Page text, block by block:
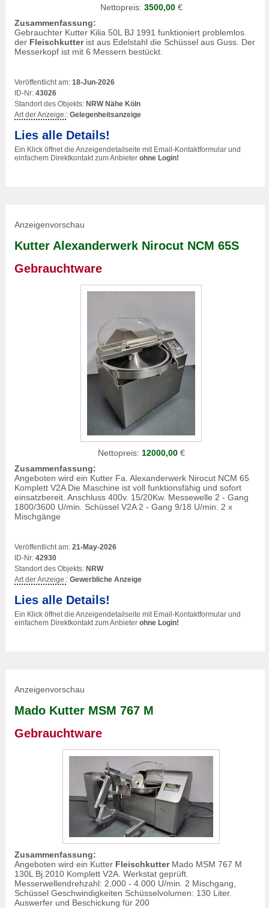
Nettopreis: 3500,00€
Zusammenfassung:
Gebrauchter Kutter Kilia 50L BJ 1991 funktioniert problemlos.
der Fleischkutterist aus Edelstahl die Schüssel aus Guss. Der
Messerkopf ist mit 6 Messern bestückt.
Veröffentlicht am: 18-Jun-2026
ID-Nr: 43026
Standort des Objekts: NRW Nähe Köln
Art der Anzeige:: Gelegenheitsanzeige
Lies alle Details!
Ein Klick öffnet die Anzeigendetailseite mit Email-Kontaktformular und
einfachem Direktkontakt zum Anbieter ohne Login!
Anzeigenvorschau
Kutter Alexanderwerk Nirocut NCM 65S
Gebrauchtware
Nettopreis: 12000,00€
Zusammenfassung:
Angeboten wird ein Kutter Fa. Alexanderwerk Nirocut NCM 65
Komplett V2A Die Maschine ist voll funktionsfähig und sofort
einsatzbereit. Anschluss 400v. 15/20Kw. Messewelle 2 - Gang
1800/3600 U/min. Schüssel V2A 2 - Gang 9/18 U/min. 2 x
Mischgänge
Veröffentlicht am: 21-May-2026
ID-Nr: 42930
Standort des Objekts: NRW
Art der Anzeige:: Gewerbliche Anzeige
Lies alle Details!
Ein Klick öffnet die Anzeigendetailseite mit Email-Kontaktformular und
einfachem Direktkontakt zum Anbieter ohne Login!
Anzeigenvorschau
Mado Kutter MSM 767 M
Gebrauchtware
Zusammenfassung:
Angeboten wird ein Kutter FleischkutterMado MSM 767 M
130L Bj.2010 Komplett V2A. Werkstat geprüft.
Messerwellendrehzahl: 2.000 - 4.000 U/min. 2 Mischgang,
Schüssel Geschwindigkeiten Schüsselvolumen: 130 Liter.
Auswerfer und Beschickung für 200